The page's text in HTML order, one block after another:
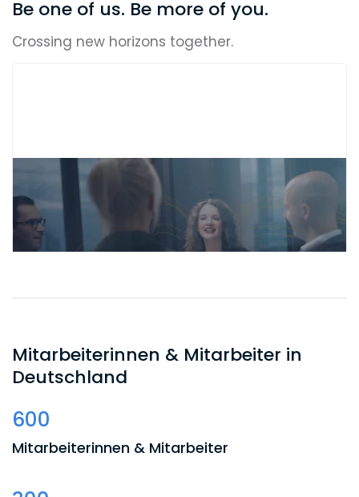
Be one of us. Be more of you.
Crossing new horizons together.
Mitarbeiterinnen & Mitarbeiter in
Deutschland
600
Mitarbeiterinnen & Mitarbeiter